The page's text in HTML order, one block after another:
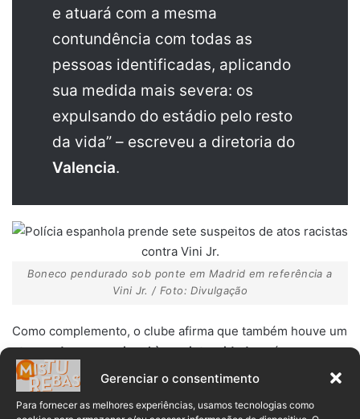
Gerenciar o consentimento
Para fornecer as melhores experiências, usamos tecnologias como
e atuará com a mesma
contundência com todas as
pessoas identificadas, aplicando
sua medida mais severa: os
expulsando do estádio pelo resto
da vida” – escreveu a diretoria do
Valencia.
Boneco pendurado sob ponte em Madrid em referência a
Vini Jr. / Foto: Divulgação
Como complemento, o clube afirma que também houve um
ataque desproporcional à sua integridadeapós o caso
grave de racismo. Eles se defendem: